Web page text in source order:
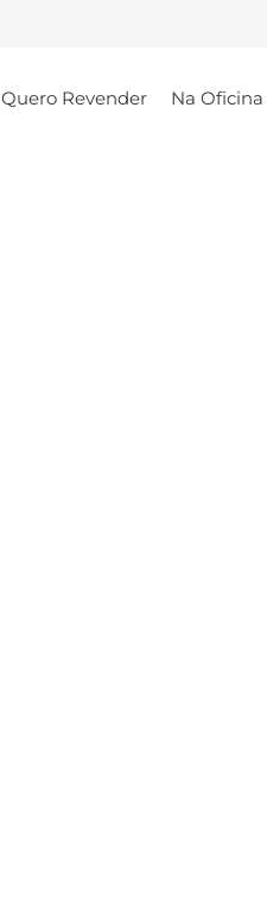
Quero Revender Na Oficina